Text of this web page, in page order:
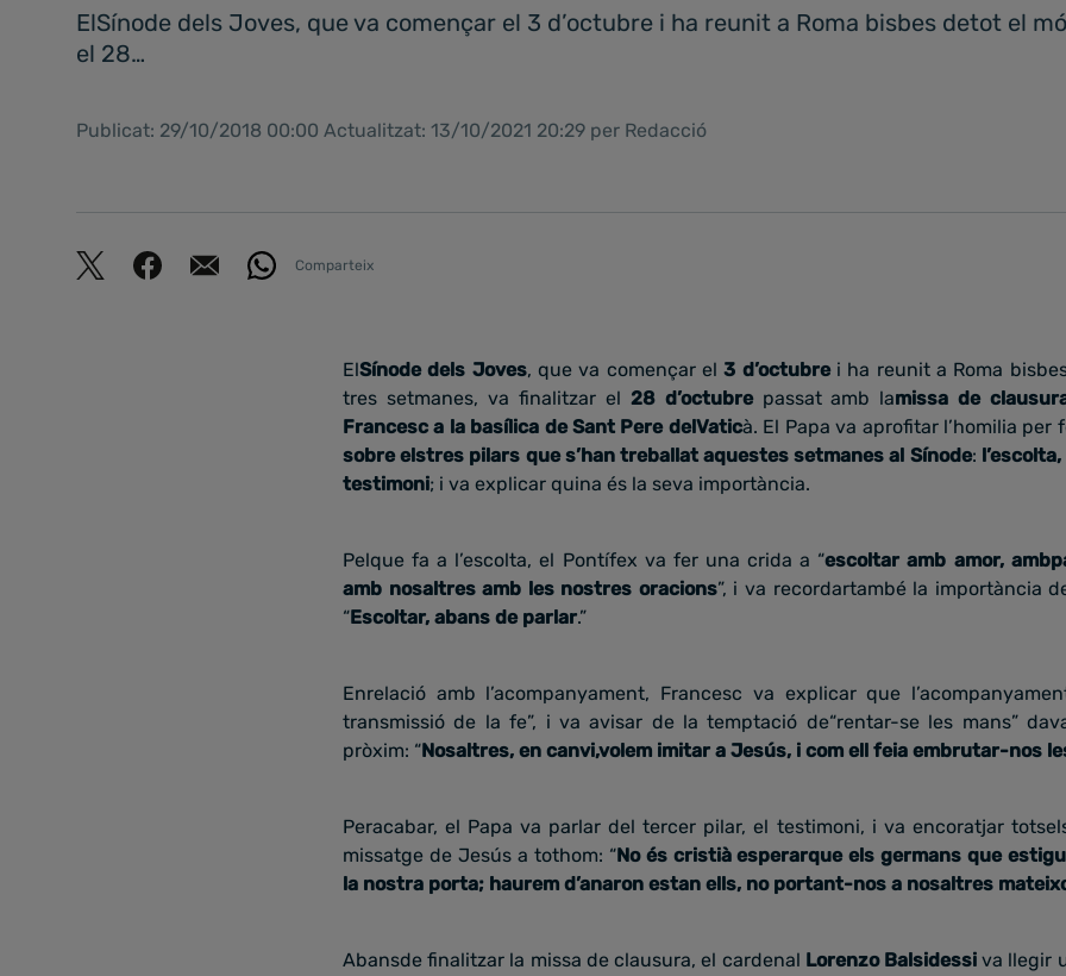
ElSínode dels Joves, que va començar el 3 d’octubre i ha reunit a Roma bisbes detot el
el 28…
Publicat: 29/10/2018 00:00 Actualitzat: 13/10/2021 20:29 per Redacció
Comparteix
ElSínode dels Joves, que va començar el3 d’octubrei ha reunit a Roma
tres setmanes, va finalitzar el 28 d’octubrepassat amb lamissa de
Francesc a la basílica de Sant Pere delVaticà. El Papa va aprofitar l’homilia per
sobre elstres pilars que s’han treballat aquestes setmanes al Sínode:
testimoni; i va explicar quina és la seva importància.
Pelque fa a l’escolta, el Pontífex va fer una crida a “escoltar amb amor,
amb nosaltres amb les nostres oracions”, i va recordartambé la importància
“Escoltar, abans de parlar.”
Enrelació amb l’acompanyament, Francesc va explicar que
transmissió de la fe”, i va avisar de la temptació de“rentar-se les mans”
pròxim: “Nosaltres, en canvi,volem imitar a Jesús, i com ell feia embrutar-nos
Peracabar, el Papa va parlar del tercer pilar, el testimoni, i va encoratjar
missatge de Jesús a tothom: “No és cristià esperarque els germans que
la nostra porta; haurem d’anaron estan ells, no portant-nos a nosaltres
Abansde finalitzar la missa de clausura, el cardenal Lorenzo Balsidessiva llegir